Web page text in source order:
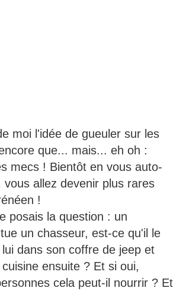
moi l'idée de gueuler sur les
que... mais... eh oh :
mecs ! Bientôt en vous auto-
vous allez devenir plus rares
!
posais la question : un
un chasseur, est-ce qu'il le
dans son coffre de jeep et
ensuite ? Et si oui,
cela peut-il nourrir ? Et